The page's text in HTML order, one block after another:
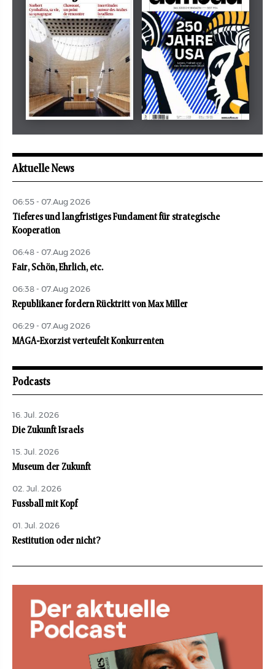
tachles Beilage
revue juive aufbau
Aktuelle News
06:55 - 07.Aug 2026
Tieferes und langfristiges Fundament für strategische
Kooperation
06:48 - 07.Aug 2026
Fair, Schön, Ehrlich, etc.
06:38 - 07.Aug 2026
Republikaner fordern Rücktritt von Max Miller
06:29 - 07.Aug 2026
MAGA-Exorzist verteufelt Konkurrenten
Podcasts
16. Jul. 2026
Die Zukunft Israels
15. Jul. 2026
Museum der Zukunft
02. Jul. 2026
Fussball mit Kopf
01. Jul. 2026
Restitution oder nicht?